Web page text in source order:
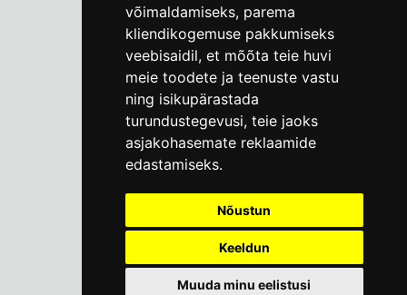
võimaldamiseks, parema
kliendikogemuse pakkumiseks
veebisaidil, et mõõta teie huvi
meie toodete ja teenuste vastu
ning isikupärastada
turundustegevusi, teie jaoks
asjakohasemate reklaamide
edastamiseks.
Nõustun
Keeldun
Muuda minu eelistusi
Tallinna Linnamuuseum
Vene 17
E-R kell 9-17(+372) 610 4178
info@linnamuuseum.ee
Küpsisepoliitika